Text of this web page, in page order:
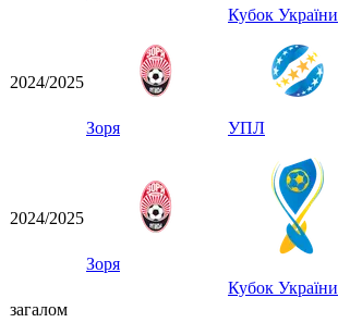
Кубок України
2024/2025
Зоря УПЛ
2024/2025
Зоря
Кубок України
загалом